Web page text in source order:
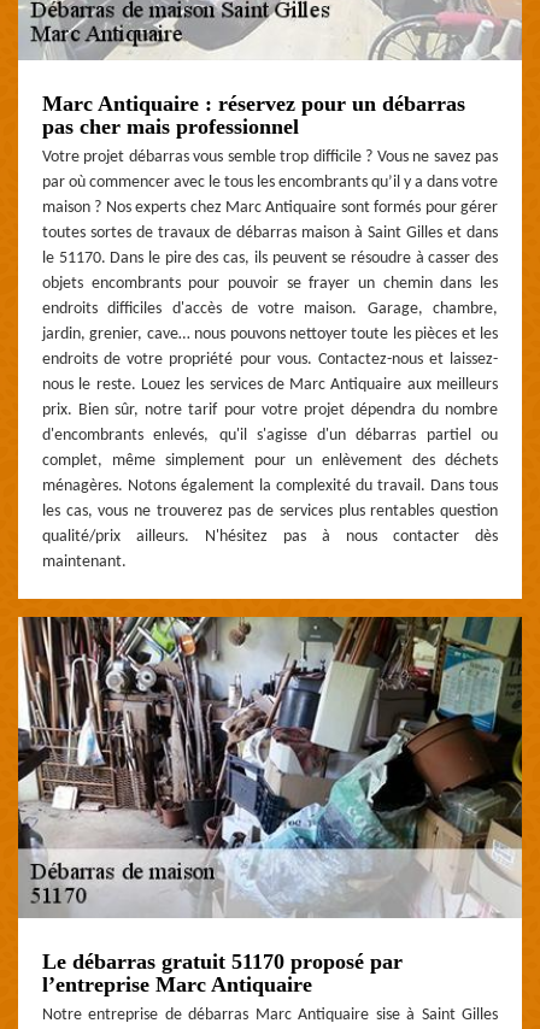
Marc Antiquaire : réservez pour un débarras
pas cher mais professionnel
Votre projet débarras vous semble trop difficile ? Vous ne savez pas
par où commencer avec le tous les encombrants qu’il y a dans votre
maison ? Nos experts chez Marc Antiquaire sont formés pour gérer
toutes sortes de travaux de débarras maison à Saint Gilles et dans
le 51170. Dans le pire des cas, ils peuvent se résoudre à casser des
objets encombrants pour pouvoir se frayer un chemin dans les
endroits difficiles d'accès de votre maison. Garage, chambre,
jardin, grenier, cave… nous pouvons nettoyer toute les pièces et les
endroits de votre propriété pour vous. Contactez-nous et laissez-
nous le reste. Louez les services de Marc Antiquaire aux meilleurs
prix. Bien sûr, notre tarif pour votre projet dépendra du nombre
d'encombrants enlevés, qu'il s'agisse d'un débarras partiel ou
complet, même simplement pour un enlèvement des déchets
ménagères. Notons également la complexité du travail. Dans tous
les cas, vous ne trouverez pas de services plus rentables question
qualité/prix ailleurs. N'hésitez pas à nous contacter dès
maintenant.
Le débarras gratuit 51170 proposé par
l’entreprise Marc Antiquaire
Notre entreprise de débarras Marc Antiquaire sise à Saint Gilles